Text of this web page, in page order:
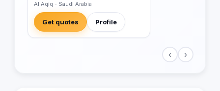
Al Aqiq - Saudi Arabia
Get quotes Profile
‹ ›